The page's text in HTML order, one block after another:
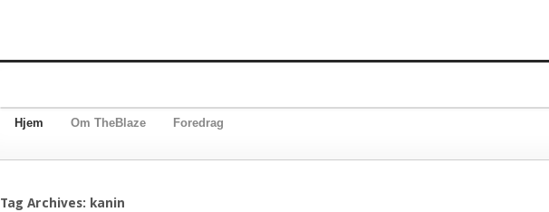
Hjem Om TheBlaze Foredrag
Tag Archives: kanin